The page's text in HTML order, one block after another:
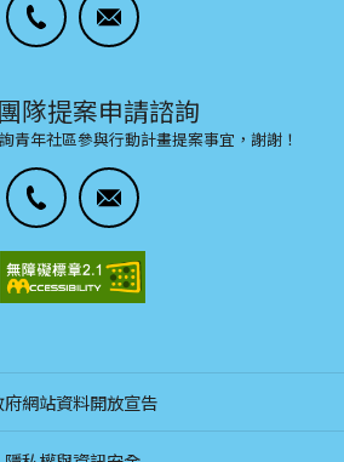
隊提案申請諮詢
青年社區參與行動計畫提案事宜，謝謝！
府網站資料開放宣告